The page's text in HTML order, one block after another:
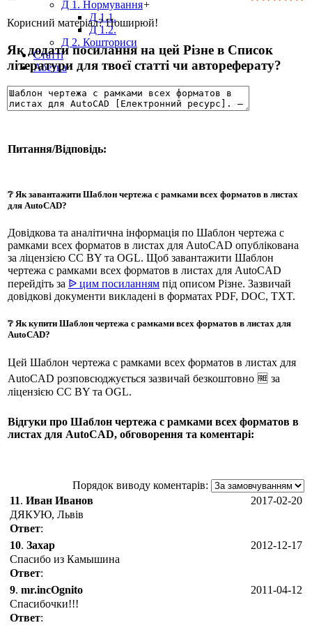
Д 1. Нормування+
Д 1.1.
Д 1.2.
Д 2. Кошториси
Статті
Абетка
Корисний матеріал? Поширюй!
Як додати посилання на цей Різне в Список
літератури для твоєї статті чи автореферату?
Питання/Відповідь:
❔ Як завантажити Шаблон чертежа с рамками всех форматов в листах
для AutoCAD?
Довідкова та аналітична інформація по Шаблон чертежа с
рамками всех форматов в листах для AutoCAD опублікована
за ліцензією CC BY та OGL. Щоб завантажити Шаблон
чертежа с рамками всех форматов в листах для AutoCAD
перейдіть за ᐉ цим посиланням під описом Різне. Зазвичай
довідкові документи викладені в форматах PDF, DOC, TXT.
❔ Як купити Шаблон чертежа с рамками всех форматов в листах для
AutoCAD?
Цей Шаблон чертежа с рамками всех форматов в листах для
AutoCAD розповсюджується зазвичай безкоштовно 🆓 за
ліцензією CC BY та OGL.
Відгуки про Шаблон чертежа с рамками всех форматов в
листах для AutoCAD, обговорення та коментарі:
Порядок виводу коментарів:
2017-02-20
11. Иван Иванов
ДЯКУЮ, Львів
Ответ:
2012-12-17
10. Захар
Спасибо из Камышина
Ответ:
2011-04-12
9. mr.incOgnito
Спасибочки!!!
Ответ: